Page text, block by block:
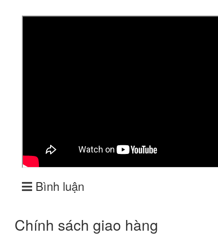
Bình luận
Chính sách giao hàng